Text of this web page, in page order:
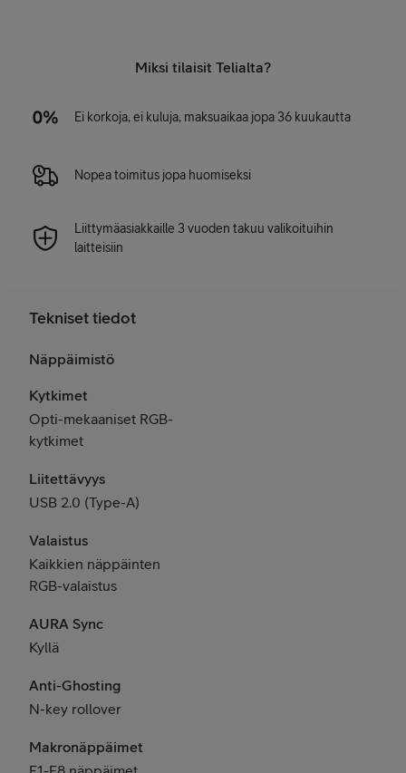
Miksi tilaisit Telialta?
Ei korkoja, ei kuluja, maksuaikaa jopa 36 kuukautta
Nopea toimitus jopa huomiseksi
Liittymäasiakkaille 3 vuoden takuu valikoituihin
laitteisiin
Tekniset tiedot
Näppäimistö
Kytkimet
Opti-mekaaniset RGB-
kytkimet
Liitettävyys
USB 2.0 (Type-A)
Valaistus
Kaikkien näppäinten
RGB-valaistus
AURA Sync
Kyllä
Anti-Ghosting
N-key rollover
Makronäppäimet